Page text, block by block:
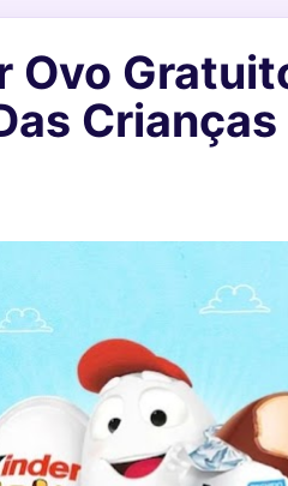
Ovo
Crianças